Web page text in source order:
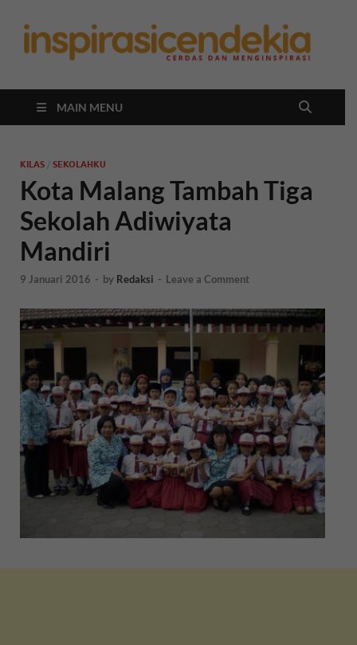
MAIN MENU
KILAS / SEKOLAHKU
Kota Malang Tambah Tiga
Sekolah Adiwiyata
Mandiri
9 Januari 2016 - by Redaksi - Leave a Comment